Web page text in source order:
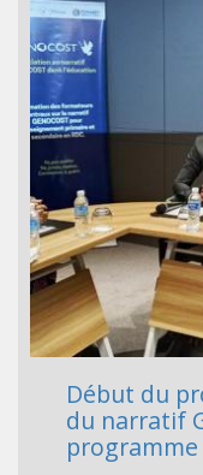
Début du
du narratif
programme